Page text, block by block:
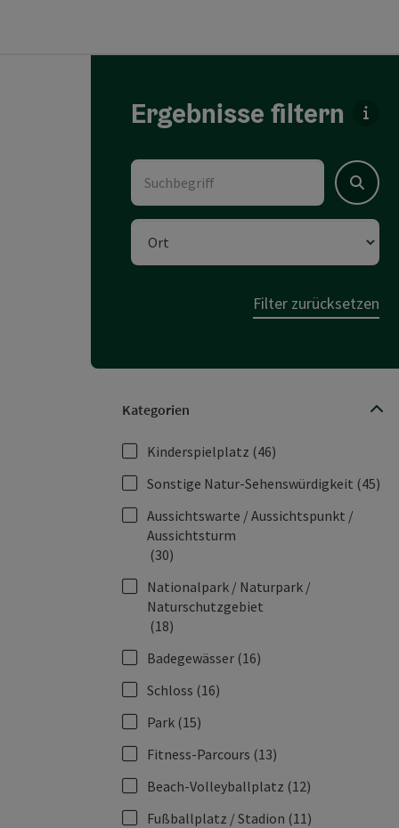
Ergebnisse filtern
Suchbegriff
Suchen
Ort
Filter zurücksetzen
Kategorien
Kinderspielplatz (46)
Sonstige Natur-Sehenswürdigkeit (45)
Aussichtswarte / Aussichtspunkt /
Aussichtsturm
(30)
Nationalpark / Naturpark /
Naturschutzgebiet
(18)
Badegewässer (16)
Schloss (16)
Park (15)
Fitness-Parcours (13)
Beach-Volleyballplatz (12)
Fußballplatz / Stadion (11)